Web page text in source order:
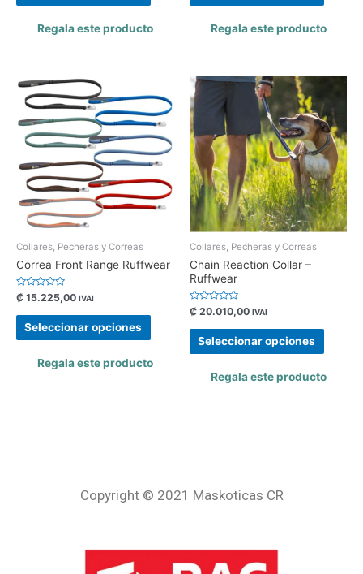
Regala este producto Regala este producto
Collares, Pecheras y Correas
Correa Front Range Ruffwear
Valorado
con
0
₡ 15.225,00 IVAI
Seleccionar opciones
Regala este producto
Collares, Pecheras y Correas
Chain Reaction Collar –
Ruffwear
Valorado
con
0
₡ 20.010,00 IVAI
Seleccionar opciones
Regala este producto
Copyright © 2021 Maskoticas CR